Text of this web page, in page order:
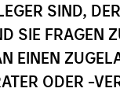
SIND,
SIE FRAGEN
EINEN
ODER -